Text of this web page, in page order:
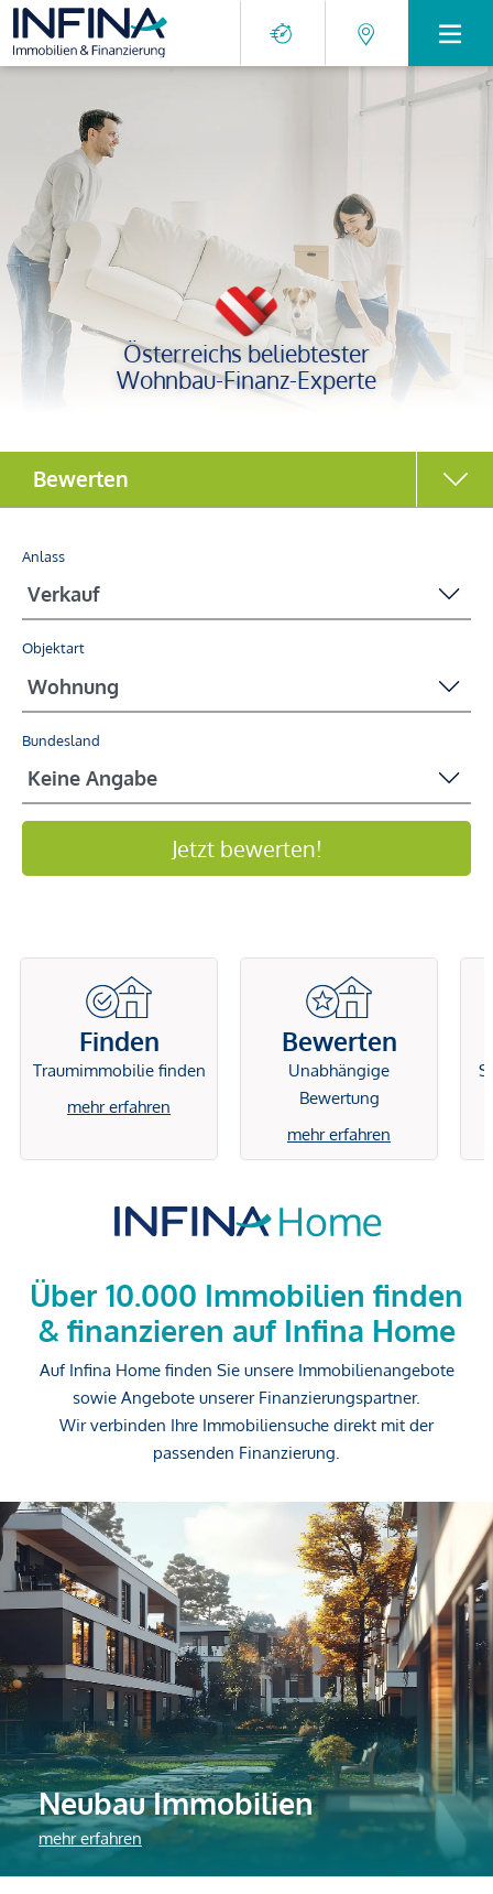
Österreichs beliebtester
Wohnbau-Finanz-Experte
Anlass
Objektart
Bundesland
Jetzt bewerten!
Bewerten
Finden
Traumimmobilie finden
mehr erfahren
Bewerten
Unabhängige
Bewertung
mehr erfahren
Über 10.000 Immobilien finden
& finanzieren auf Infina Home
Auf Infina Home finden Sie unsere Immobilienangebote
sowie Angebote unserer Finanzierungspartner.
Wir verbinden Ihre Immobiliensuche direkt mit der
passenden Finanzierung.
Neubau Immobilien
mehr erfahren